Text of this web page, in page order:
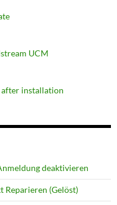
UCM
after installation
deaktivieren
Reparieren (Gelöst)